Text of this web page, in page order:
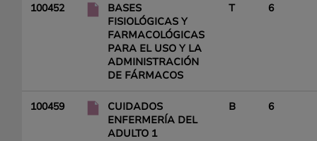
100452
BASES
FISIOLÓGICAS Y
FARMACOLÓGICAS
PARA EL USO Y LA
ADMINISTRACIÓN
DE FÁRMACOS
T 6
100459
CUIDADOS
ENFERMERÍA DEL
ADULTO 1
B 6